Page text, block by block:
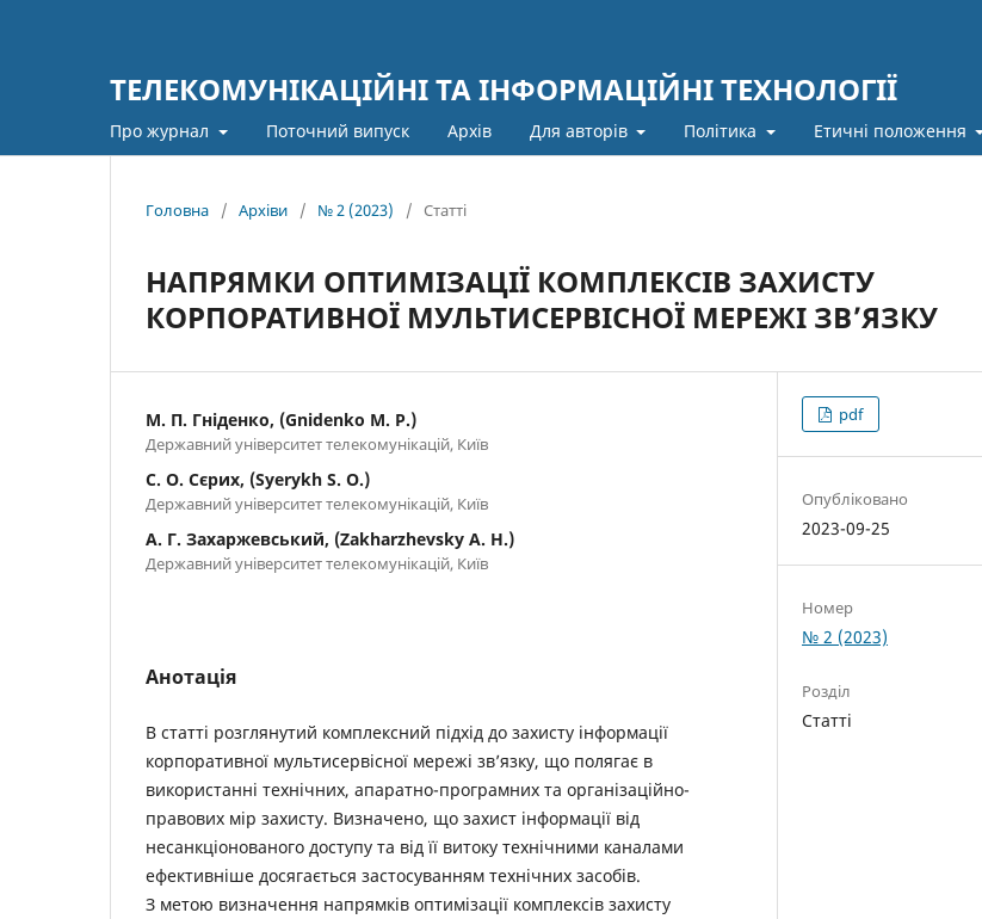
ТЕЛЕКОМУНІКАЦІЙНІ ТА ІНФОРМАЦІЙНІ ТЕХНОЛОГІЇ
Про журнал Поточний випуск Архів Для авторів Політика Етичні положення
Головна / Архіви / № 2 (2023) / Статті
НАПРЯМКИ ОПТИМІЗАЦІЇ КОМПЛЕКСІВ ЗАХИСТУ
КОРПОРАТИВНОЇ МУЛЬТИСЕРВІСНОЇ МЕРЕЖІ ЗВ’ЯЗКУ
М. П. Гніденко, (Gnidenko M. P.)
Державний університет телекомунікацій, Київ
С. О. Сєрих, (Syerykh S. O.)
Державний університет телекомунікацій, Київ
А. Г. Захаржевський, (Zakharzhevsky A. H.)
Державний університет телекомунікацій, Київ
Анотація
В статті розглянутий комплексний підхід до захисту інформації
корпоративної мультисервісної мережі зв’язку, що полягає в
використанні технічних, апаратно-програмних та організаційно-
правових мір захисту. Визначено, що захист інформації від
несанкціонованого доступу та від її витоку технічними каналами
ефективніше досягається застосуванням технічних засобів.
З метою визначення напрямків оптимізації комплексів захисту
pdf
Опубліковано
2023-09-25
Номер
№ 2 (2023)
Розділ
Статті